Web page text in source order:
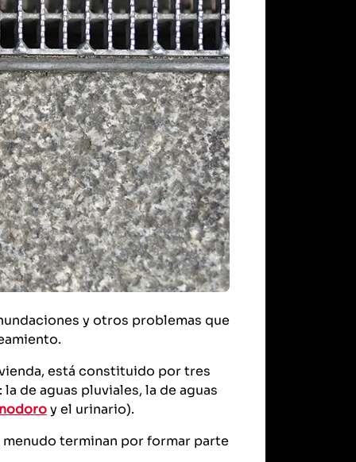
y otros problemas que
está constituido por tres
de aguas pluviales, la de aguas
y el urinario).
menudo terminan por formar parte